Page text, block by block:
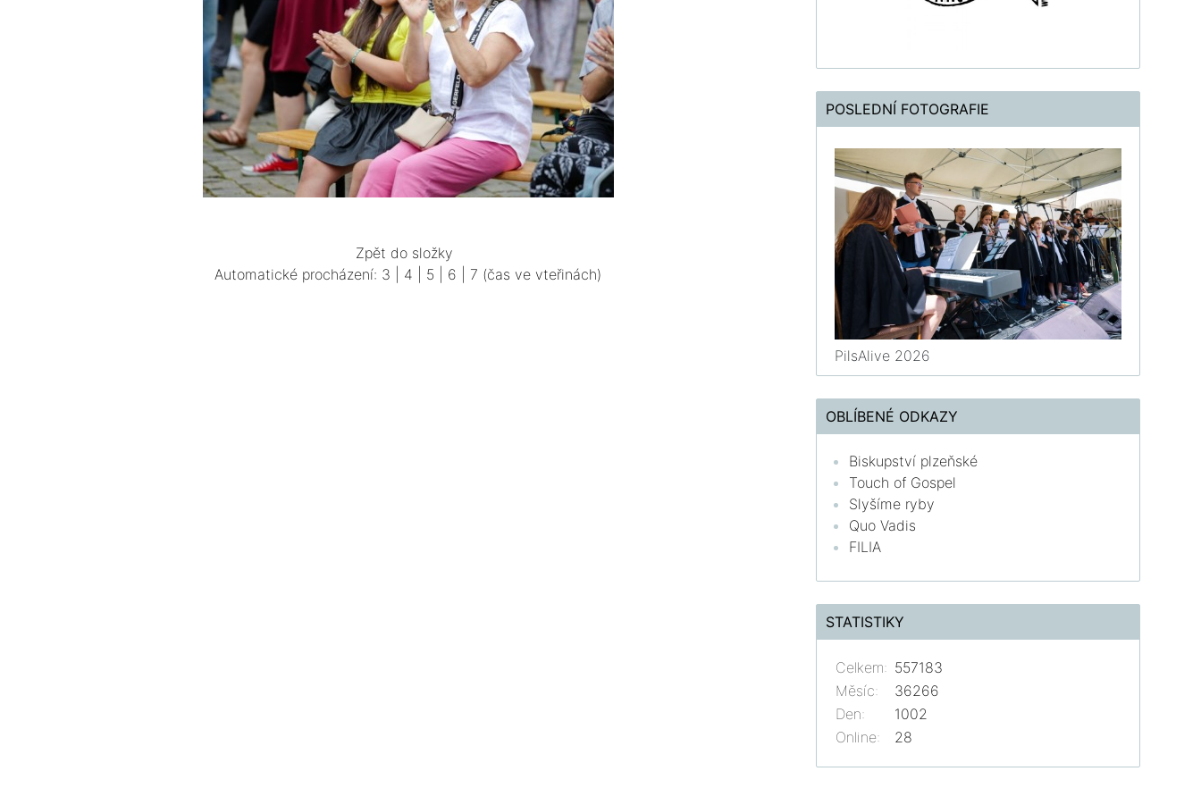
Zpět do složky
Automatické procházení: 3 4 5 6 7 (čas ve vteřinách)
POSLEDNÍ FOTOGRAFIE
PilsAlive 2026
OBLÍBENÉ ODKAZY
Biskupství plzeňské
Touch of Gospel
Slyšíme ryby
Quo Vadis
FILIA
STATISTIKY
Online: 28
Celkem: 557183
Měsíc:
36266
Den:
1002